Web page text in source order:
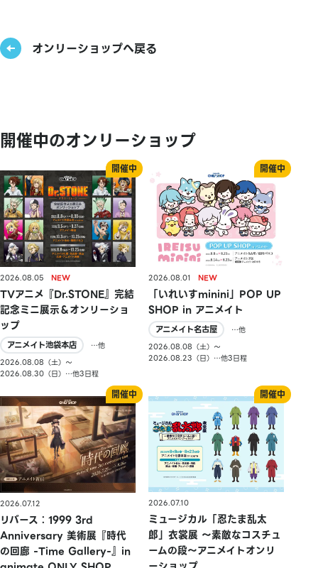
オンリーショップへ戻る
開催中のオンリーショップ
2026.08.05
TVアニメ『Dr.STONE』完結
記念ミニ展示＆オンリーショ
ップ
アニメイト池袋本店
…他
2026.08.08（土）〜
2026.08.30（日）…他3日程
2026.08.01
「いれいすminini」POP UP
SHOP in アニメイト
アニメイト名古屋
…他
2026.08.08（土）〜
2026.08.23（日）…他3日程
2026.07.12
リバース：1999 3rd
Anniversary 美術展『時代
の回廊 -Time Gallery-』in
2026.07.10
ミュージカル「忍たま乱太
郎」衣裳展 ～素敵なコスチュ
ームの段～アニメイトオンリ